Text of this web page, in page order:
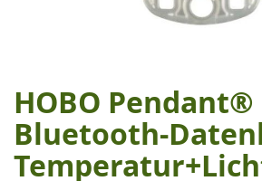
Zum
Anfang
der
Bildgalerie
HOBO Pendant®
Bluetooth-